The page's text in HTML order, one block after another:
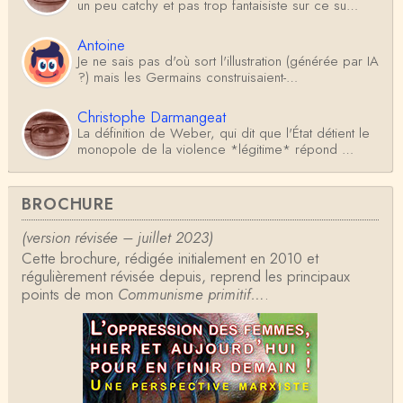
un peu catchy et pas trop fantaisiste sur ce su…
Antoine
Je ne sais pas d'où sort l'illustration (générée par IA
?) mais les Germains construisaient-…
Christophe Darmangeat
La définition de Weber, qui dit que l'État détient le
monopole de la violence *légitime* répond …
Anonymous
Formidable et complexe sujet ; l'ancien professeur
d'histoire que je suis, Alsacien de surcr…
Tangui Przybylowski
Concernant Fustel de Coulanges, j'ai le souvenir
d'avoir lu, il y a près de 10 ans, un autre…
Jean-Paul Demoule
L'Etat ayant donc le monopole de la violence légiti
me, comment interpréter la situation états-un…
BROCHURE
(version révisée – juillet 2023)
Cette brochure, rédigée initialement en 2010 et
régulièrement révisée depuis, reprend les principaux
points de mon Communisme primitif….